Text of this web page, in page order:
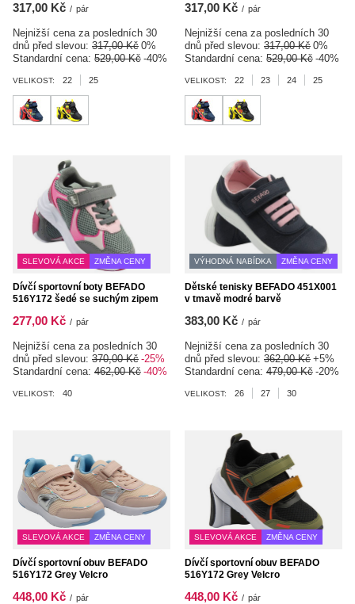
317,00 Kč / pár
Nejnižší cena za posledních 30
dnů před slevou: 317,00 Kč 0%
Standardní cena: 529,00 Kč -40%
VELIKOST: 22 25
317,00 Kč / pár
Nejnižší cena za posledních 30
dnů před slevou: 317,00 Kč 0%
Standardní cena: 529,00 Kč -40%
VELIKOST: 22 23 24 25
SLEVOVÁ AKCE ZMĚNA CENY
Dívčí sportovní boty BEFADO
516Y172 šedé se suchým zipem
277,00 Kč / pár
Nejnižší cena za posledních 30
dnů před slevou: 370,00 Kč -25%
Standardní cena: 462,00 Kč -40%
VELIKOST: 40
VÝHODNÁ NABÍDKA ZMĚNA CENY
Dětské tenisky BEFADO 451X001
v tmavě modré barvě
383,00 Kč / pár
Nejnižší cena za posledních 30
dnů před slevou: 362,00 Kč +5%
Standardní cena: 479,00 Kč -20%
VELIKOST: 26 27 30
SLEVOVÁ AKCE ZMĚNA CENY
Dívčí sportovní obuv BEFADO
516Y172 Grey Velcro
448,00 Kč / pár
SLEVOVÁ AKCE ZMĚNA CENY
Dívčí sportovní obuv BEFADO
516Y172 Grey Velcro
448,00 Kč / pár